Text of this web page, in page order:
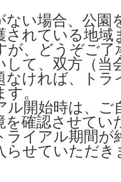
ない場合、公
されている地
が、どうぞご了
して、双方（当
なければ、ト
。
ル開始時は、
を確認させてい
ライアル期間が
らせていただき